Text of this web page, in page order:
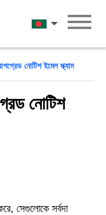
বাংলা
নোটিশ ইমেল স্ক্যাম
নোটিশ
সেগুলোকে সর্বদা